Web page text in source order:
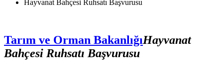
Hayvanat Bahçesi Ruhsatı Başvurusu
Tarım ve Orman BakanlığıHayvanat
Bahçesi Ruhsatı Başvurusu